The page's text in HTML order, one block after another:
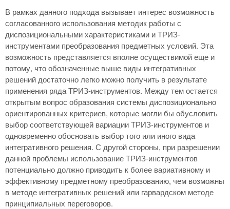
В рамках данного подхода вызывает интерес возможность
согласованного использования методик работы с
диспозициональными характеристиками и ТРИЗ-
инструментами преобразования предметных условий. Эта
возможность представляется вполне осуществимой еще и
потому, что обозначенные выше виды интегративных
решений достаточно легко можно получить в результате
применения ряда ТРИЗ-инструментов. Между тем остается
открытым вопрос образования системы диспозиционально
ориентированных критериев, которые могли бы обусловить
выбор соответствующей вариации ТРИЗ-инструментов и
одновременно обосновать выбор того или иного вида
интегративного решения. С другой стороны, при разрешении
данной проблемы использование ТРИЗ-инструментов
потенциально должно приводить к более вариативному и
эффективному предметному преобразованию, чем возможны
в методе интегративных решений или гарвардском методе
принципиальных переговоров.